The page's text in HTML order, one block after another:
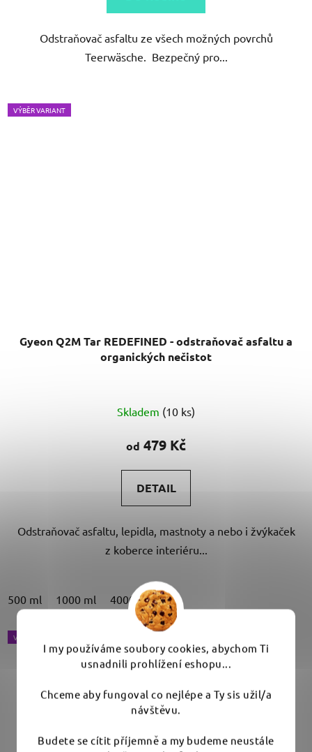
I my používáme soubory cookies, abychom Ti
usnadnili prohlížení eshopu...
Chceme aby fungoval co nejlépe a Ty sis užil/a
návštěvu.
Budete se cítit příjemně a my budeme neustále
hvězdiček.
Odstraňovač asfaltu ze všech možných povrchů
Teerwäsche. Bezpečný pro...
VÝBĚR VARIANT
Gyeon Q2M Tar REDEFINED - odstraňovač asfaltu a
organických nečistot
hodnocení
produktu
5,0
z
hvězdiček.
Skladem (10 ks)
od 479 Kč
DETAIL
Odstraňovač asfaltu, lepidla, mastnoty a nebo i žvýkaček
z koberce interiéru...
500 ml 1000 ml 4000 ml
VÝBĚR VARIANT